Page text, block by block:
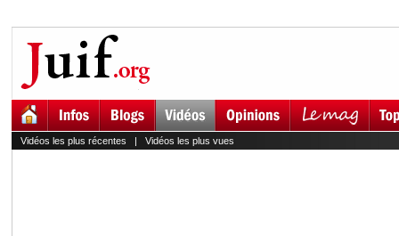
Vidéos les plus récentes | Vidéos les plus vues